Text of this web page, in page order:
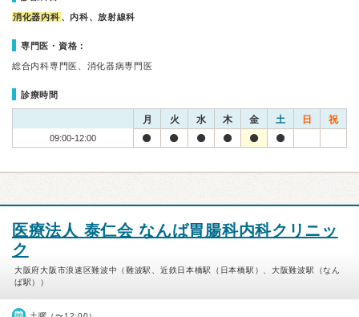
消化器内科 、内科、放射線科
専門医・資格：
総合内科専門医、消化器病専門医
診療時間
月 火 水 木 金 土 日 祝
09:00-12:00
医療法人 泰仁会 なんば胃腸科内科クリニッ
ク
大阪府大阪市浪速区難波中（難波駅、近鉄日本橋駅（日本橋駅）、大阪難波駅（なん
ば駅））